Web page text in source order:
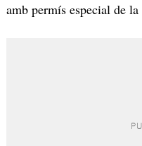
amb permís especial de la